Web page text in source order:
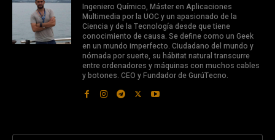
Ingeniero Químico, Máster en Aplicaciones
Multimedia por la UOC y un apasionado de la
Ciencia y de la Tecnología desde que tiene
conocimiento de causa. Se define como un Geek
en un mundo imperfecto. Ciudadano del mundo y
nómada por suerte, su hábitat natural transcurre
entre ordenadores y máquinas con muchos cables
y botones. CEO y Fundador de GurúTecno.